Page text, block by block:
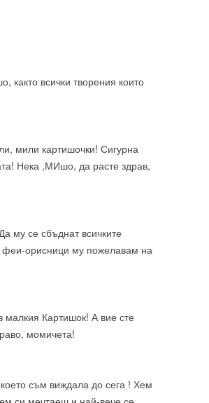
както всички творения които
мили картишочки! Сигурна
Нека ,МИшо, да расте здрав,
му се сбъднат всичките
феи-орисници му пожелавам на
малкия Картишок! А вие сте
момичета!
съм виждала до сега ! Хем